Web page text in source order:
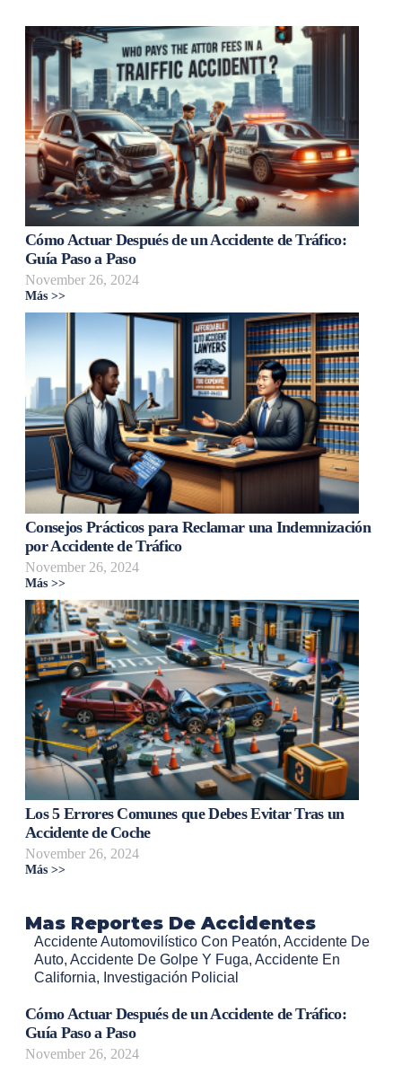
Cómo Actuar Después de un Accidente de Tráfico:
Guía Paso a Paso
November 26, 2024
Más >>
Consejos Prácticos para Reclamar una Indemnización
por Accidente de Tráfico
November 26, 2024
Más >>
Los 5 Errores Comunes que Debes Evitar Tras un
Accidente de Coche
November 26, 2024
Más >>
Mas Reportes De Accidentes
Accidente Automovilístico Con Peatón, Accidente De
Auto, Accidente De Golpe Y Fuga, Accidente En
California, Investigación Policial
Cómo Actuar Después de un Accidente de Tráfico:
Guía Paso a Paso
November 26, 2024